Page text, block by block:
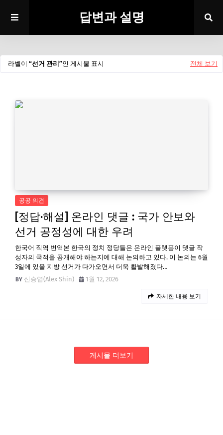
답변과 설명
라벨이 선거 관리 인 게시물 표시 전체 보기
공공 의견
[정답·해설] 온라인 댓글 : 국가 안보와
선거 공정성에 대한 우려
한국어 직역 번역본 한국의 정치 정당들은 온라인 플랫폼이 댓글 작
성자의 국적을 공개해야 하는지에 대해 논의하고 있다. 이 논의는 6월
3일에 있을 지방 선거가 다가오면서 더욱 활발해졌다…
신승엽(Alex Shin)
1월 12, 2026
자세한 내용 보기
게시물 더보기